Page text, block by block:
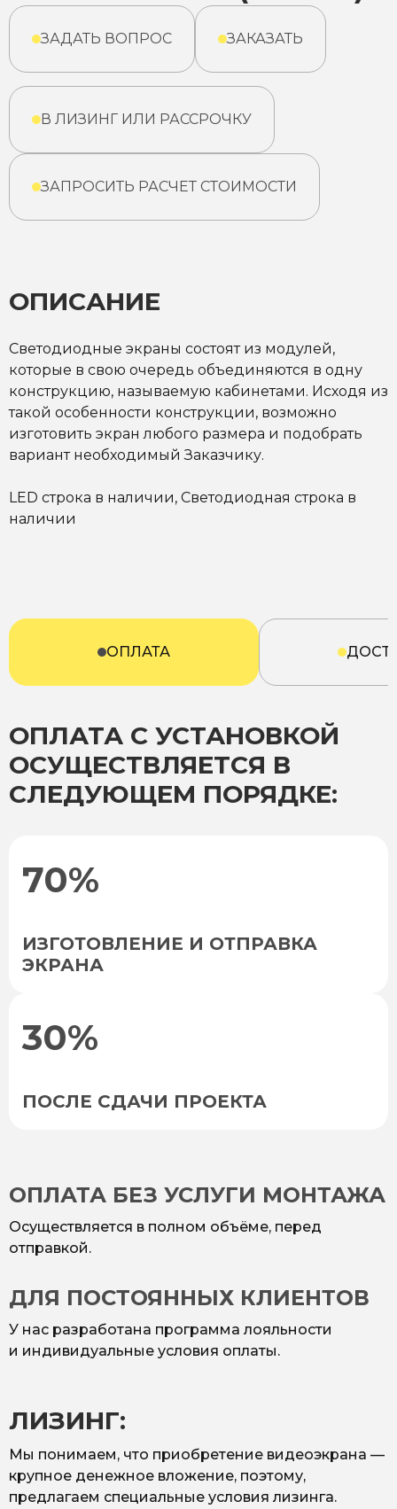
ЗАДАТЬ ВОПРОС ЗАКАЗАТЬ
В ЛИЗИНГ ИЛИ РАССРОЧКУ
ЗАПРОСИТЬ РАСЧЕТ СТОИМОСТИ
ОПИСАНИЕ
Светодиодные экраны состоят из модулей,
которые в свою очередь объединяются в одну
конструкцию, называемую кабинетами. Исходя из
такой особенности конструкции, возможно
изготовить экран любого размера и подобрать
вариант необходимый Заказчику.
LED строка в наличии, Светодиодная строка в
наличии
ОПЛАТА
ОПЛАТА С УСТАНОВКОЙ
ОСУЩЕСТВЛЯЕТСЯ В
СЛЕДУЮЩЕМ ПОРЯДКЕ:
70%
ИЗГОТОВЛЕНИЕ И ОТПРАВКА
ЭКРАНА
30%
ПОСЛЕ СДАЧИ ПРОЕКТА
ОПЛАТА БЕЗ УСЛУГИ МОНТАЖА
Осуществляется в полном объёме, перед
отправкой.
ДЛЯ ПОСТОЯННЫХ КЛИЕНТОВ
У нас разработана программа лояльности
и индивидуальные условия оплаты.
ЛИЗИНГ:
Мы понимаем, что приобретение видеоэкрана —
крупное денежное вложение, поэтому,
предлагаем специальные условия лизинга.